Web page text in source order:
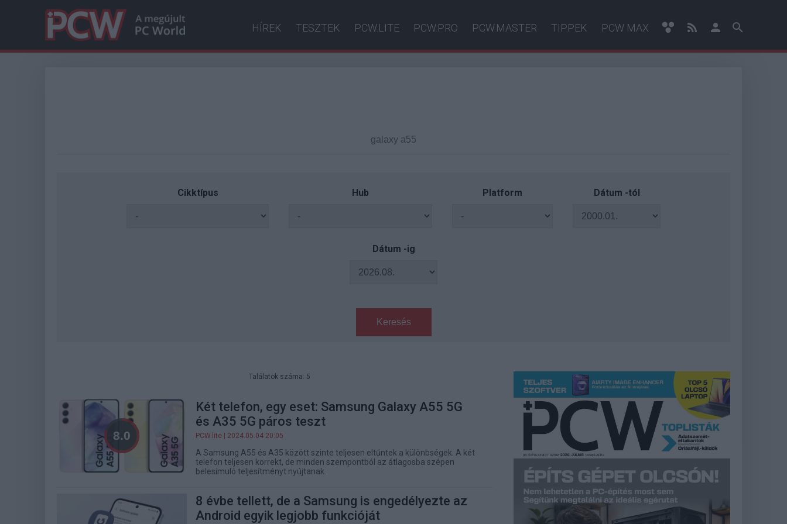
HÍREK TESZTEK PCW.LITE PCW.PRO PCW.MASTER TIPPEK PCW MAX
Cikktípus Hub Platform Dátum -tól
Dátum -ig
Keresés
Találatok száma: 5
Két telefon, egy eset: Samsung Galaxy A55 5G
és A35 5G páros teszt
PCW.lite | 2024.05.04 20:05
A Samsung A55 és A35 között szinte teljesen eltűntek a különbségek. A két
telefon teljesen korrekt, de minden szempontból az átlagosba szépen
belesimuló teljesítményt nyújtanak.
8 évbe tellett, de a Samsung is engedélyezte az
Android egyik legjobb funkcióját